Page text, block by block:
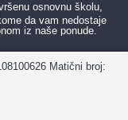
osnovnu školu,
da vam nedostaje
iz naše ponude.
Matični broj: